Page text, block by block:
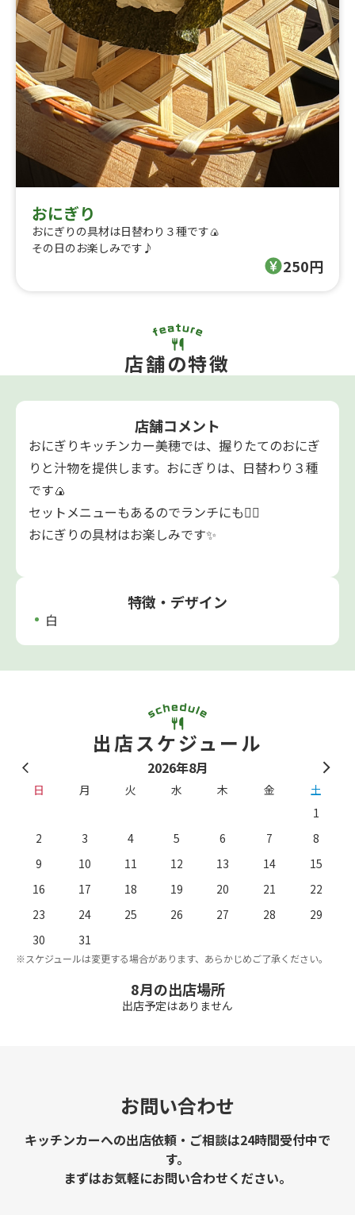
おにぎり
おにぎりの具材は日替わり３種です🍙
その日のお楽しみです♪
250円
店舗の特徴
店舗コメント
おにぎりキッチンカー美穂では、握りたてのおにぎ
りと汁物を提供します。おにぎりは、日替わり３種
です🍙
セットメニューもあるのでランチにも🙆‍♀️
おにぎりの具材はお楽しみです✨
特徴・デザイン
白
出店スケジュール
2026年8月
日 月 火 水 木 金
土
1
2
3 4 5 6 7
8
9
10 11 12 13 14
15
16
17 18 19 20 21
22
23
24 25 26 27 28
29
30
31
※スケジュールは変更する場合があります、あらかじめご了承ください。
8月の出店場所
出店予定はありません
お問い合わせ
キッチンカーへの出店依頼・ご相談は24時間受付中で
す。
まずはお気軽にお問い合わせください。